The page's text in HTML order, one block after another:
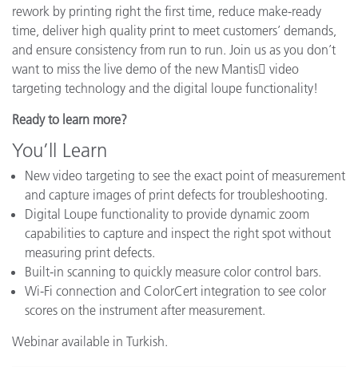
rework by printing right the first time, reduce make-ready
time, deliver high quality print to meet customers’ demands,
and ensure consistency from run to run. Join us as you don’t
want to miss the live demo of the new Mantis video
targeting technology and the digital loupe functionality!
Ready to learn more?
You’ll Learn
New video targeting to see the exact point of measurement
and capture images of print defects for troubleshooting.
Digital Loupe functionality to provide dynamic zoom
capabilities to capture and inspect the right spot without
measuring print defects.
Built-in scanning to quickly measure color control bars.
Wi-Fi connection and ColorCert integration to see color
scores on the instrument after measurement.
Webinar available in Turkish.